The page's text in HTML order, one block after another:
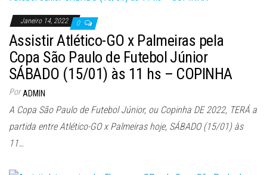
Janeiro 14, 2022 0
Assistir Atlético-GO x Palmeiras pela
Copa São Paulo de Futebol Júnior
SÁBADO (15/01) às 11 hs – COPINHA
Por ADMIN
A Copa São Paulo de Futebol Júnior, ou Copinha DE 2022, TERÁ a
partida entre Atlético-GO x Palmeiras hoje, SÁBADO (15/01) às
11…